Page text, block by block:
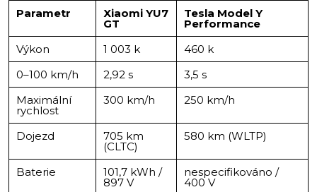
Parametr Xiaomi YU7
GT
Tesla Model Y
Performance
Výkon
1 003 k
460 k
0–100 km/h
2,92 s
3,5 s
Maximální
rychlost
300 km/h 250 km/h
Dojezd 705 km
(CLTC)
580 km (WLTP)
Baterie 101,7 kWh /
897 V
nespecifikováno /
400 V